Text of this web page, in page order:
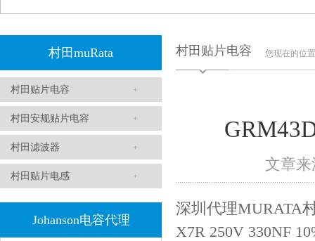
村田muRata
村田贴片电容
村田安规贴片电容
村田滤波器
村田贴片电感
Johanson电容代理
JOHANOSN高压贴片电容1206/NPO/1000V/220PF/J档封装
村田贴片电容 您现在的位
文章
深圳代理MURATA
X7R 250V 330NF